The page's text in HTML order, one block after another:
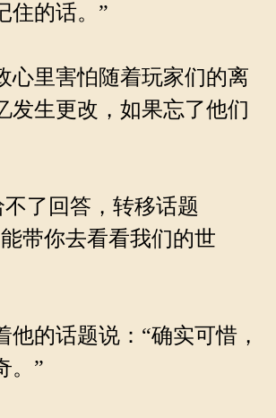
住的话。”
里害怕随着玩家们的离
发生更改，如果忘了他们
了回答，转移话题
带你去看看我们的世
的话题说：“确实可惜，
。”